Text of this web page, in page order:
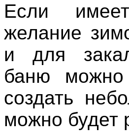
Если
желание
и для
баню
создать
можно будет